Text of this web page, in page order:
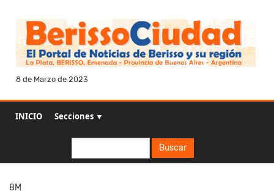
8 de Marzo de 2023
INICIO Secciones ▼
Buscar
8M